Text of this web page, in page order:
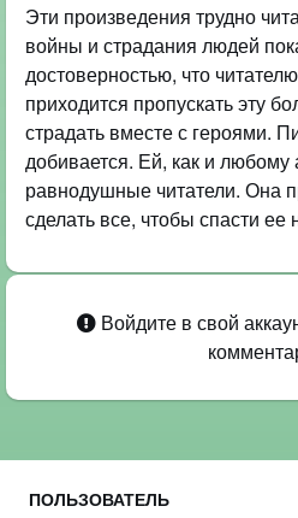
Эти произведения трудно
войны и страдания людей
достоверностью, что
приходится пропускать эту
страдать вместе с героями.
добивается. Ей, как и
равнодушные читатели. Она
сделать все, чтобы спасти ее
Войдите в свой
ПОЛЬЗОВАТЕЛЬ